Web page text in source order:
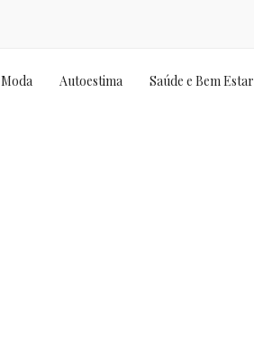
Moda Autoestima Saúde e Bem Estar